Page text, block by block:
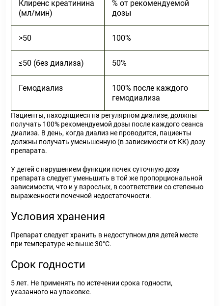
Клиренс креатинина
(мл/мин)
% от рекомендуемой
дозы
>50 100%
≤50 (без диализа) 50%
Гемодиализ
100% после каждого
гемодиализа
Пациенты, находящиеся на регулярном диализе, должны
получать 100% рекомендуемой дозы после каждого сеанса
диализа. В день, когда диализ не проводится, пациенты
должны получать уменьшенную (в зависимости от КК) дозу
препарата.
У детей с нарушением функции почек суточную дозу
препарата следует уменьшить в той же пропорциональной
зависимости, что и у взрослых, в соответствии со степенью
выраженности почечной недостаточности.
Условия хранения
Препарат следует хранить в недоступном для детей месте
при температуре не выше 30°С.
Срок годности
5 лет. Не применять по истечении срока годности,
указанного на упаковке.